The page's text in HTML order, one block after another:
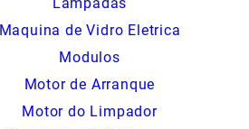
Maquina de Vidro Eletrica
Modulos
Motor de Arranque
Motor do Limpador